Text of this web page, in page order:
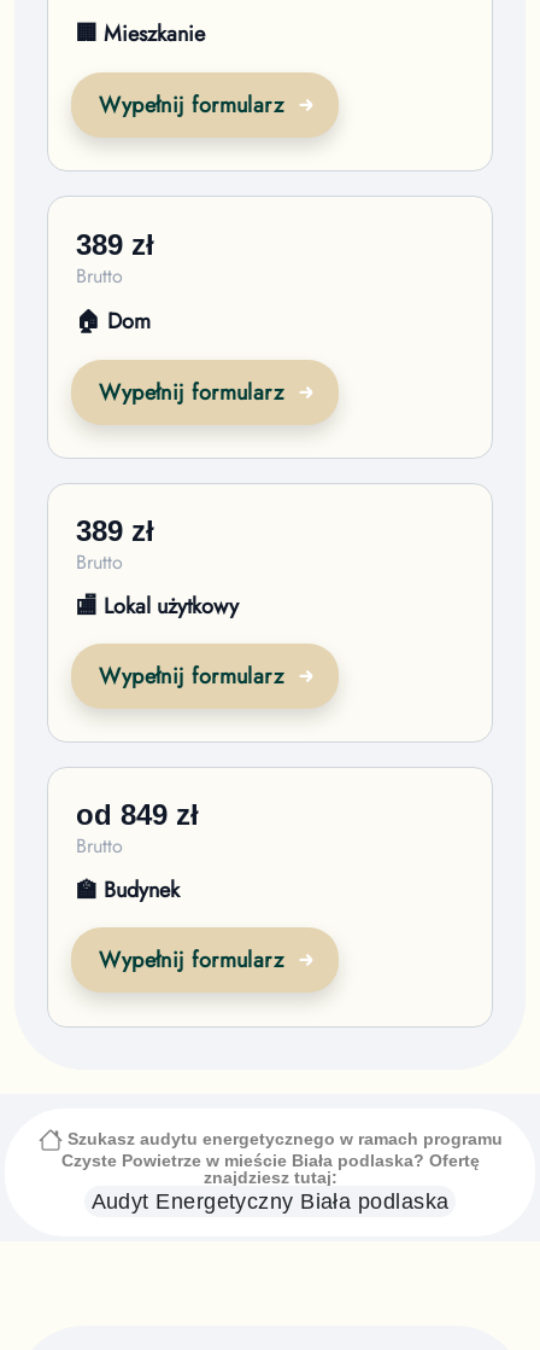
🏢 Mieszkanie
Wypełnij formularz
389 zł
Brutto
🏠 Dom
Wypełnij formularz
389 zł
Brutto
🏬 Lokal użytkowy
Wypełnij formularz
od849 zł
Brutto
🏫 Budynek
Wypełnij formularz
Szukasz audytu energetycznego w ramach programu
Czyste Powietrze w mieście Biała podlaska? Ofertę
znajdziesz tutaj:
Audyt Energetyczny Biała podlaska